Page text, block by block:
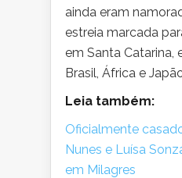
ainda eram
estreia marcada
em Santa Catarina,
Brasil, África e
Leia também:
Oficialmente
Nunes e Luísa
em Milagres